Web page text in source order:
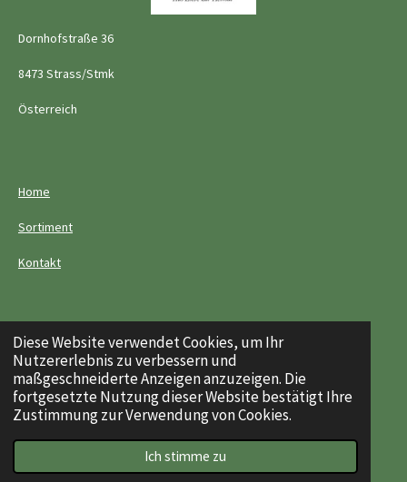
Diese Website verwendet Cookies, um Ihr
Nutzererlebnis zu verbessern und
maßgeschneiderte Anzeigen anzuzeigen. Die
fortgesetzte Nutzung dieser Website bestätigt Ihre
Zustimmung zur Verwendung von Cookies.
Ich stimme zu
Dornhofstraße 36
8473 Strass/Stmk
Österreich
Home
Sortiment
Kontakt
Impressum
AGB
Datenschutzhinweis
© 2023 - 2026 GRABLER'S